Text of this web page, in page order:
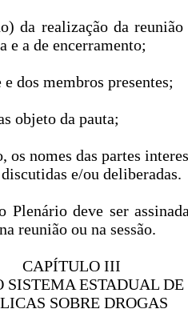
da realização da reunião
e a de encerramento;
dos membros presentes;
objeto da pauta;
nomes das partes
e/ou deliberadas.
Plenário deve ser
reunião ou na sessão.
CAPÍTULO III
SISTEMA ESTADUAL
SOBRE DROGAS